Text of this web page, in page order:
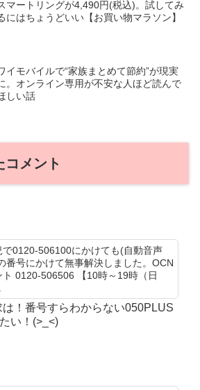
マートリングが4,490円(税込)。試してみ
にはちょうどいい【お買い物マラソン】
イモバイルで“家族まとめて節約”が現実
。オンライン専用が不安な人ほど読んで
しい話
コメント
0120-506100にかけても(自動音声
番号にかけて無事解決しました。OCN
0120-506506 【10時～19時（日
！番号すらわからない050PLUS
い！(>_<)